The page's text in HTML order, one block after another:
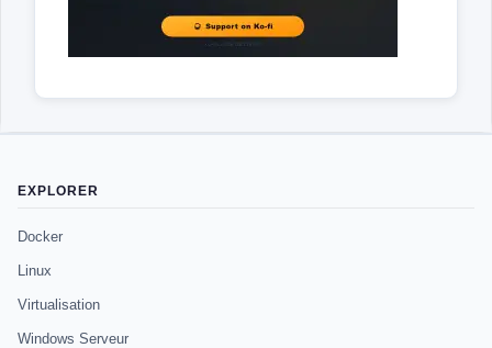
EXPLORER
Docker
Linux
Virtualisation
Windows Serveur